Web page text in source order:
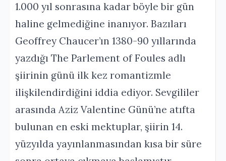
1.000 yıl sonrasına kadar böyle bir gün
haline gelmediğine inanıyor. Bazıları
Geoffrey Chaucer’ın 1380-90 yıllarında
yazdığı The Parlement of Foules adlı
şiirinin günü ilk kez romantizmle
ilişkilendirdiğini iddia ediyor. Sevgililer
arasında Aziz Valentine Günü’ne atıfta
bulunan en eski mektuplar, şiirin 14.
yüzyılda yayınlanmasından kısa bir süre